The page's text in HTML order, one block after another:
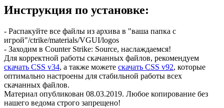
Инструкция по установке:
- Распакуйте все файлы из архива в "ваша папка с
игрой"/ctrike/materials/VGUI/logos
- Заходим в Counter Strike: Source, наслаждаемся!
Для корректной работы скачанных файлов, рекомендуем
скачать CSS v34, а также можете скачать CSS v92, которые
оптимально настроены для стабильной работы всех
скачанных файлов.
Материал опубликован 08.03.2019. Любое копирование без
нашего ведома строго запрещено!